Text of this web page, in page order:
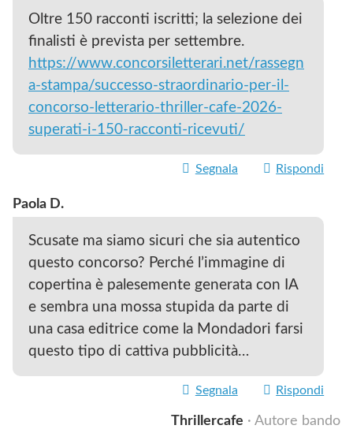
Oltre 150 racconti iscritti; la selezione dei
finalisti è prevista per settembre.
https://www.concorsiletterari.net/rassegn
a-stampa/successo-straordinario-per-il-
concorso-letterario-thriller-cafe-2026-
superati-i-150-racconti-ricevuti/
Segnala Rispondi
Paola D.
Scusate ma siamo sicuri che sia autentico
questo concorso? Perché l’immagine di
copertina è palesemente generata con IA
e sembra una mossa stupida da parte di
una casa editrice come la Mondadori farsi
questo tipo di cattiva pubblicità…
Segnala Rispondi
Thrillercafe · Autore bando